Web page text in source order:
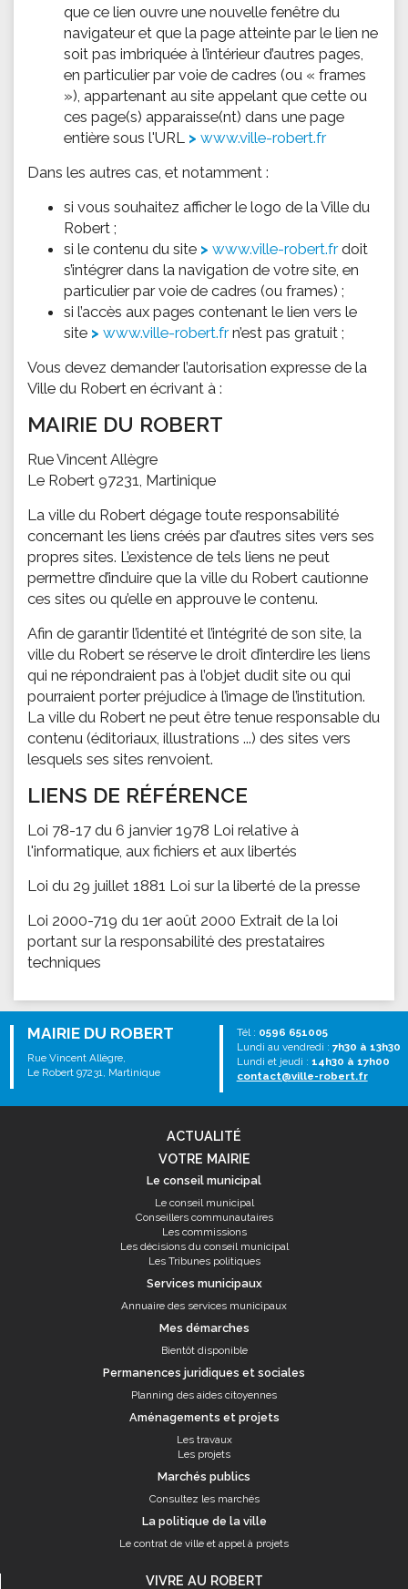
que ce lien ouvre une nouvelle fenêtre du
navigateur et que la page atteinte par le lien ne
soit pas imbriquée à l’intérieur d’autres pages,
en particulier par voie de cadres (ou « frames
»), appartenant au site appelant que cette ou
ces page(s) apparaisse(nt) dans une page
entière sous l'URL
www.ville-robert.fr
Dans les autres cas, et notamment :
si vous souhaitez afficher le logo de la Ville du
Robert ;
si le contenu du site
www.ville-robert.frdoit
s’intégrer dans la navigation de votre site, en
particulier par voie de cadres (ou frames) ;
si l’accès aux pages contenant le lien vers le
site
www.ville-robert.frn’est pas gratuit ;
Vous devez demander l’autorisation expresse de la
Ville du Robert en écrivant à :
MAIRIE DU ROBERT
Rue Vincent Allègre
Le Robert 97231, Martinique
La ville du Robert dégage toute responsabilité
concernant les liens créés par d’autres sites vers ses
propres sites. L’existence de tels liens ne peut
permettre d’induire que la ville du Robert cautionne
ces sites ou qu’elle en approuve le contenu.
Afin de garantir l’identité et l’intégrité de son site, la
ville du Robert se réserve le droit d’interdire les liens
qui ne répondraient pas à l’objet dudit site ou qui
pourraient porter préjudice à l’image de l’institution.
La ville du Robert ne peut être tenue responsable du
contenu (éditoriaux, illustrations ...) des sites vers
lesquels ses sites renvoient.
LIENS DE RÉFÉRENCE
Loi 78-17 du 6 janvier 1978 Loi relative à
l'informatique, aux fichiers et aux libertés
Loi du 29 juillet 1881 Loi sur la liberté de la presse
Loi 2000-719 du 1er août 2000 Extrait de la loi
portant sur la responsabilité des prestataires
techniques
MAIRIE DU ROBERT
Rue Vincent Allègre,
Le Robert 97231, Martinique
Tél : 0596 651005
Lundi au vendredi : 7h30 à 13h30
Lundi et jeudi : 14h30 à 17h00
contact@ville-robert.fr
ACTUALITÉ
VOTRE MAIRIE
Le conseil municipal
Le conseil municipal
Conseillers communautaires
Les commissions
Les décisions du conseil municipal
Les Tribunes politiques
Services municipaux
Annuaire des services municipaux
Mes démarches
Bientôt disponible
Permanences juridiques et sociales
Planning des aides citoyennes
Aménagements et projets
Les travaux
Les projets
Marchés publics
Consultez les marchés
La politique de la ville
Le contrat de ville et appel à projets
VIVRE AU ROBERT